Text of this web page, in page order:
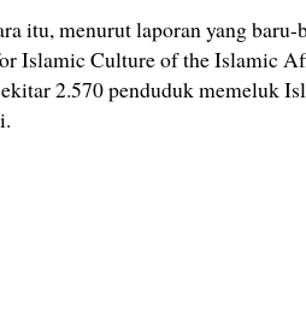
itu, menurut laporan yang
Islamic Culture of the Islamic
2.570 penduduk memeluk